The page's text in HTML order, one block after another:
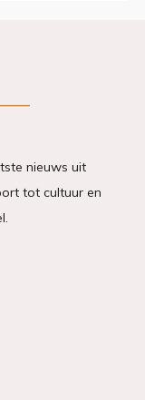
nieuws uit
tot cultuur en